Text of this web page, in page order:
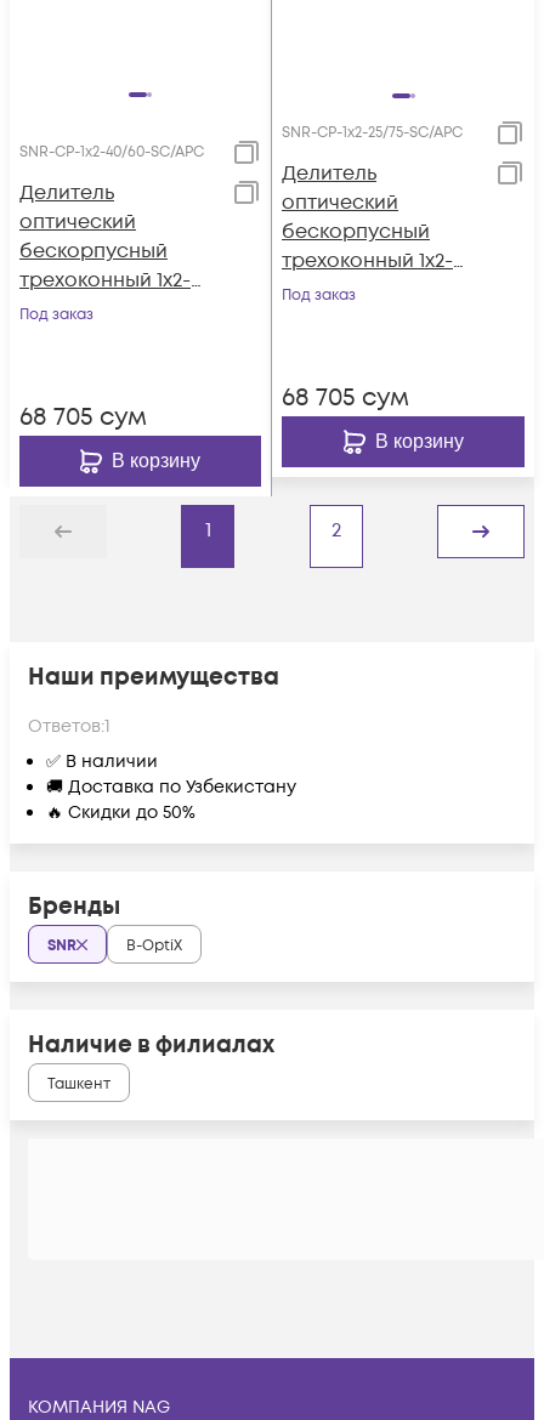
SNR-CP-1x2-40/60-SC/APC
Делитель
оптический
бескорпусный
трехоконный 1х2-
40/60 SC/APC
Под заказ
68 705 сум
В корзину
SNR-CP-1x2-25/75-SC/APC
Делитель
оптический
бескорпусный
трехоконный 1х2-
25/75 SC/APC
Под заказ
68 705 сум
В корзину
Назад
1 2
Дальше
Наши преимущества
Ответов:1
✅ В наличии
🚚 Доставка по Узбекистану
🔥 Скидки до 50%
Бренды
SNR B-OptiX
Наличие в филиалах
Ташкент
КОМПАНИЯ NAG